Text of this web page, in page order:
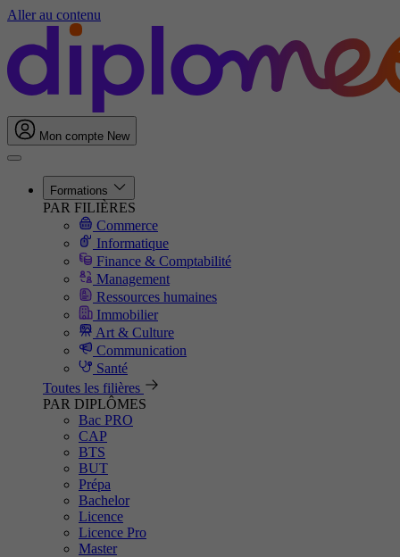
Aller au contenu
Mon compte New
Formations
PAR FILIÈRES
Commerce
Informatique
Finance & Comptabilité
Management
Ressources humaines
Immobilier
Art & Culture
Communication
Santé
Toutes les filières
PAR DIPLÔMES
Bac PRO
CAP
BTS
BUT
Prépa
Bachelor
Licence
Licence Pro
Master